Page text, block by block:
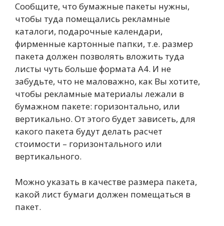
Сообщите, что бумажные пакеты нужны,
чтобы туда помещались рекламные
каталоги, подарочные календари,
фирменные картонные папки, т.е. размер
пакета должен позволять вложить туда
листы чуть больше формата А4. И не
забудьте, что не маловажно, как Вы хотите,
чтобы рекламные материалы лежали в
бумажном пакете: горизонтально, или
вертикально. От этого будет зависеть, для
какого пакета будут делать расчет
стоимости – горизонтального или
вертикального.
Можно указать в качестве размера пакета,
какой лист бумаги должен помещаться в
пакет.